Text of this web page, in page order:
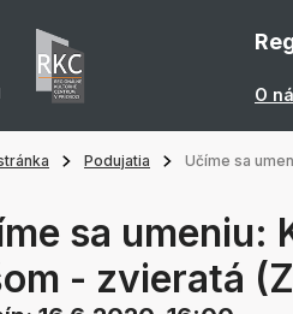
O
Podujatia Učíme sa
sa umeniu:
- zvieratá